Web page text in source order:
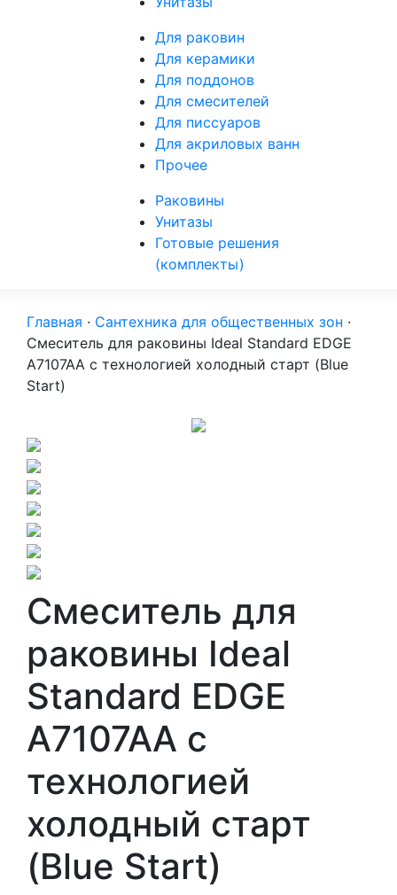
Для раковин
Для керамики
Для поддонов
Для смесителей
Для писсуаров
Для акриловых ванн
Прочее
Раковины
Унитазы
Готовые решения
(комплекты)
Главная · Сантехника для общественных зон ·
Смеситель для раковины Ideal Standard EDGE
A7107AA с технологией холодный старт (Blue
Start)
Смеситель для
раковины Ideal
Standard EDGE
A7107AA с
технологией
холодный старт
(Blue Start)